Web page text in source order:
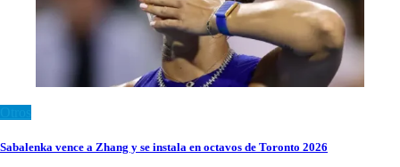
Sabalenka vence a Zhang y se instala en octavos de Toronto 2026